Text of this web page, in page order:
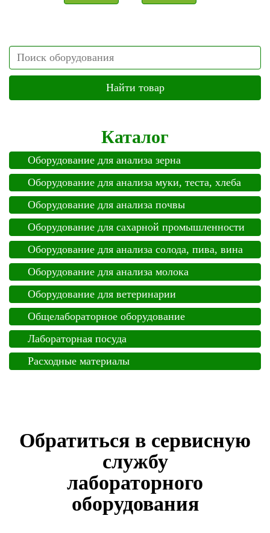
Search
Каталог
Оборудование для анализа зерна
Оборудование для анализа муки, теста, хлеба
Оборудование для анализа почвы
Оборудование для сахарной промышленности
Оборудование для анализа солода, пива, вина
Оборудование для анализа молока
Оборудование для ветеринарии
Общелабораторное оборудование
Лабораторная посуда
Расходные материалы
Обратиться в сервисную
службу
лабораторного
оборудования